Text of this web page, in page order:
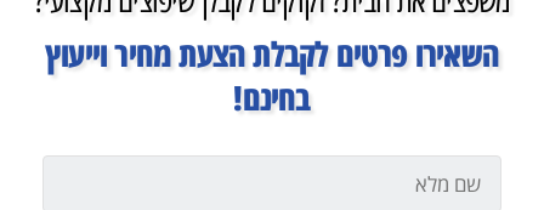
השאירו פרטים לקבלת הצעת מחיר וייעוץ
בחינם!